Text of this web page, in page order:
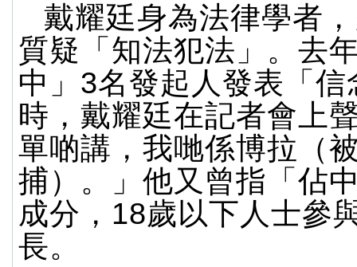
戴耀廷身為法律學者
質疑「知法犯法」。去
中」3名發起人發表「信
時，戴耀廷在記者會上
單啲講，我哋係博拉（
捕）。」他又曾指「佔
成分，18歲以下人士參
長。